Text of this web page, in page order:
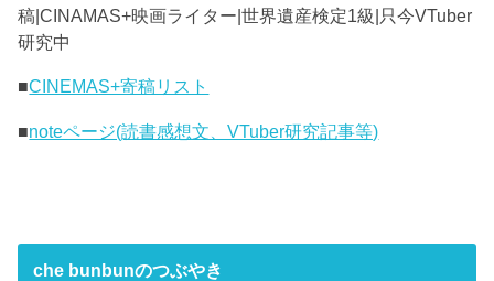
稿|CINAMAS+映画ライター|世界遺産検定1級|只今VTuber
研究中
■CINEMAS+寄稿リスト
■noteページ(読書感想文、VTuber研究記事等)
che bunbunのつぶやき